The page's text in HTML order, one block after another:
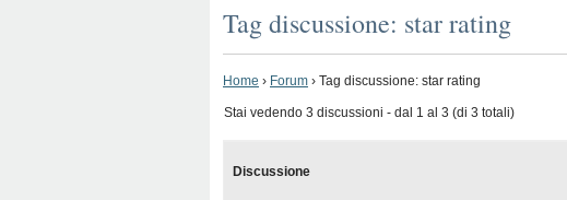
Tag discussione: star rating
Home › Forum › Tag discussione: star rating
Stai vedendo 3 discussioni - dal 1 al 3 (di 3 totali)
Discussione